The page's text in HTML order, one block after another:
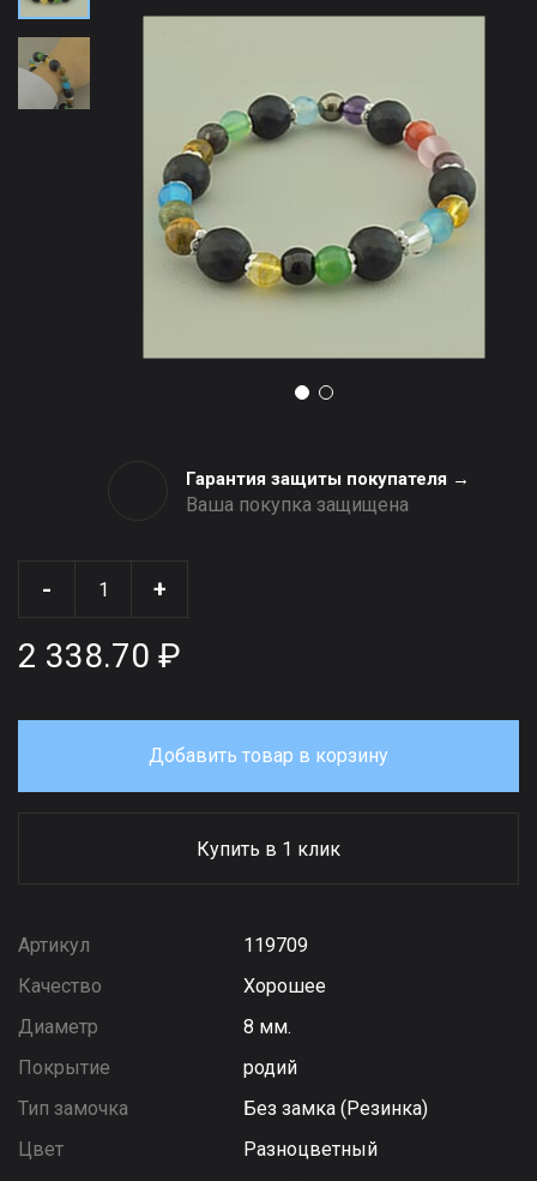
Гарантия защиты покупателя →
Ваша покупка защищена
- +
2 338.70 ₽
Добавить товар в корзину
Купить в 1 клик
Артикул
119709
Качество
Хорошее
Диаметр
8 мм.
Покрытие
родий
Тип замочка
Без замка (Резинка)
Цвет
Разноцветный